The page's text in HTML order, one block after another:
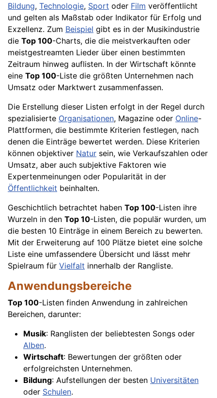
Bildung, Technologie, Sport oder Film veröffentlicht
und gelten als Maßstab oder Indikator für Erfolg und
Exzellenz. Zum Beispiel gibt es in der Musikindustrie
die Top 100-Charts, die die meistverkauften oder
meistgestreamten Lieder über einen bestimmten
Zeitraum hinweg auflisten. In der Wirtschaft könnte
eine Top 100-Liste die größten Unternehmen nach
Umsatz oder Marktwert zusammenfassen.
Die Erstellung dieser Listen erfolgt in der Regel durch
spezialisierte Organisationen, Magazine oder Online-
Plattformen, die bestimmte Kriterien festlegen, nach
denen die Einträge bewertet werden. Diese Kriterien
können objektiver Natur sein, wie Verkaufszahlen oder
Umsatz, aber auch subjektive Faktoren wie
Expertenmeinungen oder Popularität in der
Öffentlichkeit beinhalten.
Geschichtlich betrachtet haben Top 100-Listen ihre
Wurzeln in den Top 10-Listen, die populär wurden, um
die besten 10 Einträge in einem Bereich zu bewerten.
Mit der Erweiterung auf 100 Plätze bietet eine solche
Liste eine umfassendere Übersicht und lässt mehr
Spielraum für Vielfalt innerhalb der Rangliste.
Anwendungsbereiche
Top 100-Listen finden Anwendung in zahlreichen
Bereichen, darunter:
Musik: Ranglisten der beliebtesten Songs oder
Alben.
Wirtschaft: Bewertungen der größten oder
erfolgreichsten Unternehmen.
Bildung: Aufstellungen der besten Universitäten
oder Schulen.